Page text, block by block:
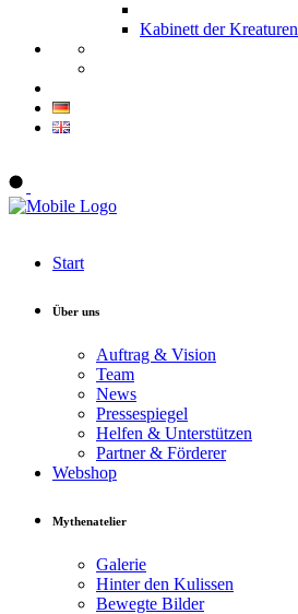
Kabinett der Kreaturen
Start
Über uns
Auftrag & Vision
Team
News
Pressespiegel
Helfen & Unterstützen
Partner & Förderer
Webshop
Mythenatelier
Galerie
Hinter den Kulissen
Bewegte Bilder